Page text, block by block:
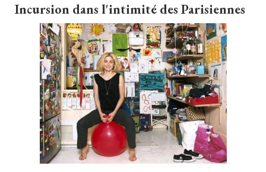
Incursion dans l'intimité des Parisiennes